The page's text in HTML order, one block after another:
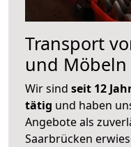
Transport
und Möbeln
Wir sind seit 12
tätig und haben
Angebote als
Saarbrücken